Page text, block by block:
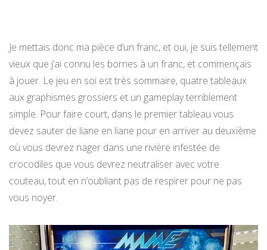
Je mettais donc ma pièce d’un franc, et oui, je suis tellement
vieux que j’ai connu les bornes à un franc, et commençais
à jouer. Le jeu en soi est très sommaire, quatre tableaux
aux graphismes grossiers et un gameplay terriblement
simple. Pour faire court, dans le premier tableau vous
devez sauter de liane en liane pour en arriver au deuxième
où vous devrez nager dans une rivière infestée de
crocodiles que vous devrez neutraliser avec votre
couteau, tout en n’oubliant pas de respirer pour ne pas
vous noyer.